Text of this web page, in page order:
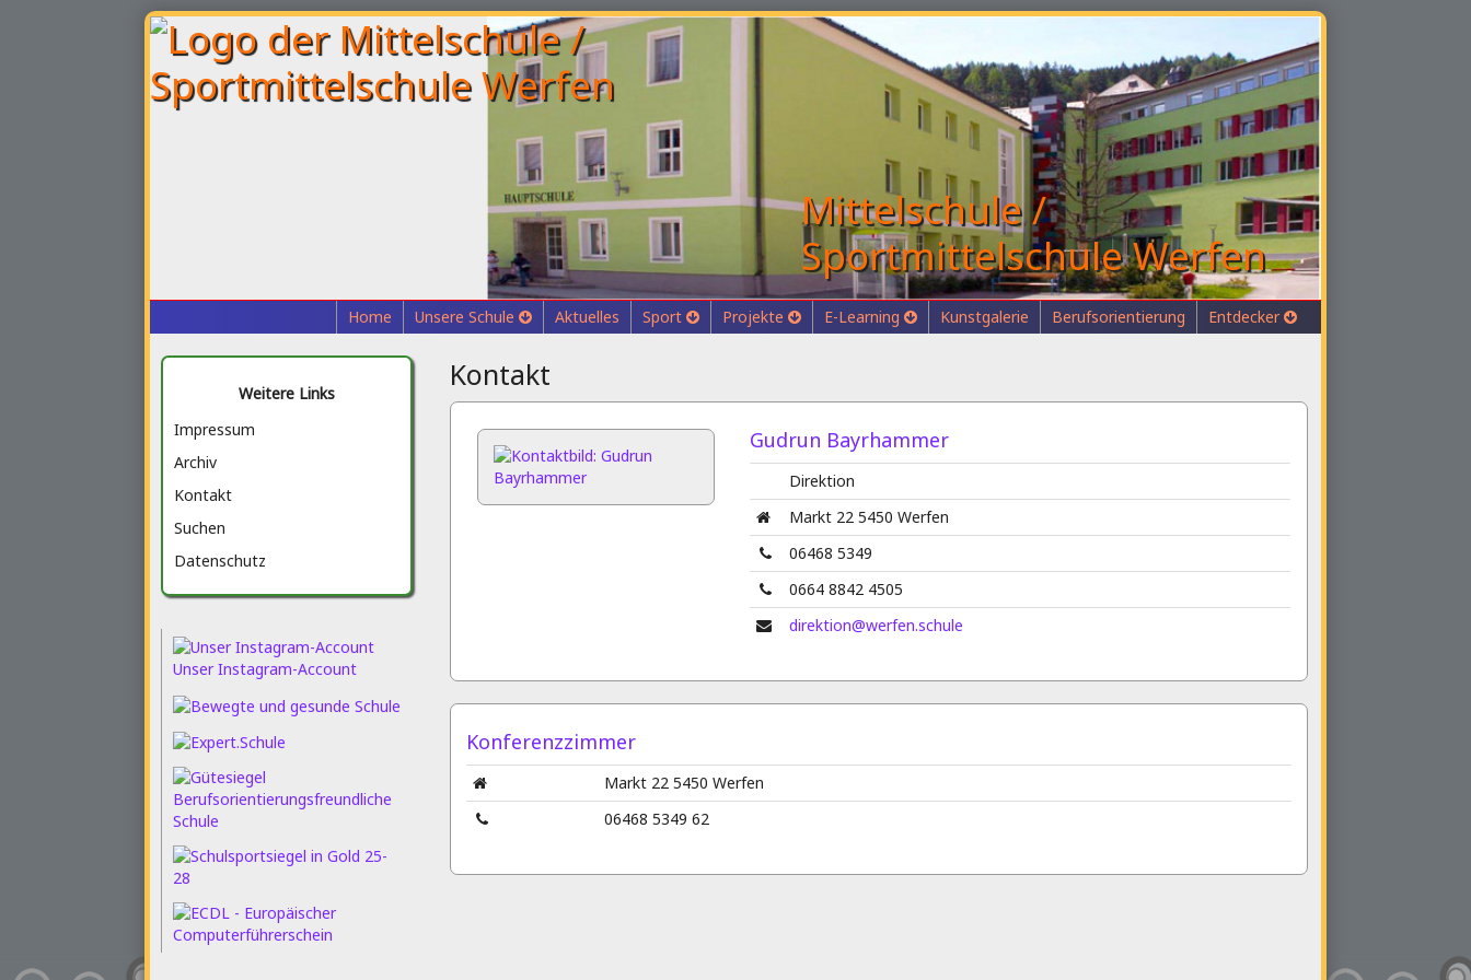
Mittelschule /
Sportmittelschule Werfen
Home Unsere Schule Aktuelles Sport Projekte E-Learning Kunstgalerie Berufsorientierung Entdecker
Kontakt
Gudrun Bayrhammer
Direktion
Markt 22 5450 Werfen
06468 5349
0664 8842 4505
direktion@werfen.schule
Konferenzzimmer
Markt 22 5450 Werfen
06468 5349 62
Weitere Links
Impressum
Archiv
Kontakt
Suchen
Datenschutz
Unser Instagram-Account